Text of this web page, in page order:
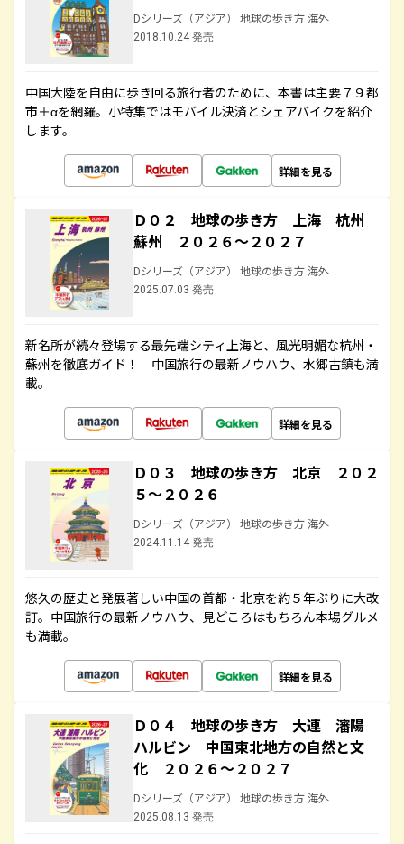
Dシリーズ（アジア） 地球の歩き方 海外
2018.10.24 発売
中国大陸を自由に歩き回る旅行者のために、本書は主要７９都
市＋αを網羅。小特集ではモバイル決済とシェアバイクを紹介
します。
詳細を見る
Ｄ０２ 地球の歩き方 上海 杭州
蘇州 ２０２６～２０２７
Dシリーズ（アジア） 地球の歩き方 海外
2025.07.03 発売
新名所が続々登場する最先端シティ上海と、風光明媚な杭州・
蘇州を徹底ガイド！ 中国旅行の最新ノウハウ、水郷古鎮も満
載。
詳細を見る
Ｄ０３ 地球の歩き方 北京 ２０２
５～２０２６
Dシリーズ（アジア） 地球の歩き方 海外
2024.11.14 発売
悠久の歴史と発展著しい中国の首都・北京を約５年ぶりに大改
訂。中国旅行の最新ノウハウ、見どころはもちろん本場グルメ
も満載。
詳細を見る
Ｄ０４ 地球の歩き方 大連 瀋陽
ハルビン 中国東北地方の自然と文
化 ２０２６～２０２７
Dシリーズ（アジア） 地球の歩き方 海外
2025.08.13 発売